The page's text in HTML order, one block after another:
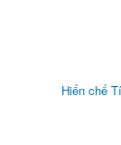
Hiến chế